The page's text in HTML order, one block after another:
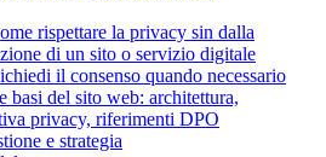
rispettare la privacy sin dalla
di un sito o servizio digitale
il consenso quando necessario
basi del sito web: architettura,
privacy, riferimenti DPO
e strategia